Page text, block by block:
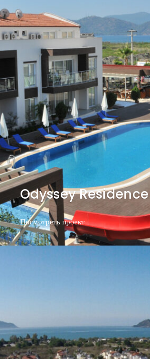
Odyssey Residence
Посмотреть проектПосмотреть проект